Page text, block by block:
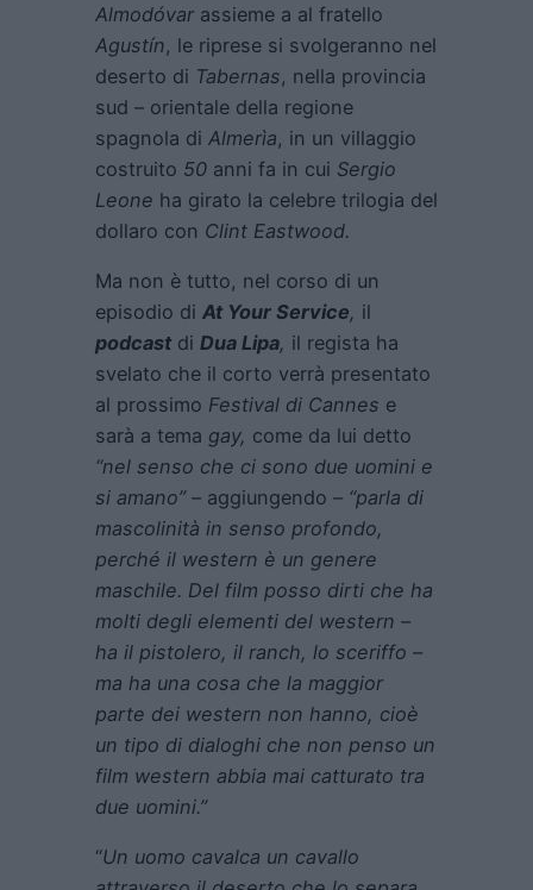
Almodóvarassieme a al fratello
Agustín, le riprese si svolgeranno nel
deserto di Tabernas, nella provincia
sud – orientale della regione
spagnola di Almerìa, in un villaggio
costruito 50 anni fa in cui Sergio
Leone ha girato la celebre trilogia del
dollaro con Clint Eastwood.
Ma non è tutto, nel corso di un
episodio di At Your Service, il
podcast di Dua Lipa, il regista ha
svelato che il corto verrà presentato
al prossimo Festival di Cannes e
sarà a tema gay, come da lui detto
“nel senso che ci sono due uomini e
si amano” – aggiungendo – “parla di
mascolinità in senso profondo,
perché il western è un genere
maschile. Del film posso dirti che ha
molti degli elementi del western –
ha il pistolero, il ranch, lo sceriffo –
ma ha una cosa che la maggior
parte dei western non hanno, cioè
un tipo di dialoghi che non penso un
film western abbia mai catturato tra
due uomini.”
“Un uomo cavalca un cavallo